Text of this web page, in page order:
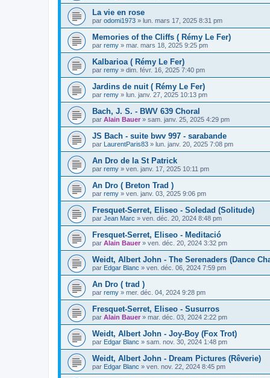
La vie en rose
par odomi1973 » lun. mars 17, 2025 8:31 pm
Memories of the Cliffs ( Rémy Le Fer)
par remy » mar. mars 18, 2025 9:25 pm
Kalbarioa ( Rémy Le Fer)
par remy » dim. févr. 16, 2025 7:40 pm
Jardins de nuit ( Rémy Le Fer)
par remy » lun. janv. 27, 2025 10:13 pm
Bach, J. S. - BWV 639 Choral
par Alain Bauer » sam. janv. 25, 2025 4:29 pm
JS Bach - suite bwv 997 - sarabande
par LaurentParis83 » lun. janv. 20, 2025 7:08 pm
An Dro de la St Patrick
par remy » ven. janv. 17, 2025 10:11 pm
An Dro ( Breton Trad )
par remy » ven. janv. 03, 2025 9:06 pm
Fresquet-Serret, Eliseo - Soledad (Solitude)
par Jean Marc » ven. déc. 20, 2024 8:48 pm
Fresquet-Serret, Eliseo - Meditació
par Alain Bauer » ven. déc. 20, 2024 3:32 pm
Weidt, Albert John - The Serenaders (Dance
par Edgar Blanc » ven. déc. 06, 2024 7:59 pm
An Dro ( trad )
par remy » mer. déc. 04, 2024 9:28 pm
Fresquet-Serret, Eliseo - Susurros
par Alain Bauer » mar. déc. 03, 2024 2:22 pm
Weidt, Albert John - Joy-Boy (Fox Trot)
par Edgar Blanc » sam. nov. 30, 2024 1:48 pm
Weidt, Albert John - Dream Pictures (Rêverie)
par Edgar Blanc » ven. nov. 22, 2024 8:45 pm